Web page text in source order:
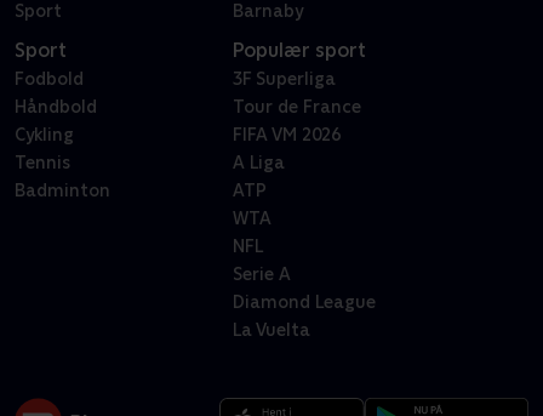
Sport
Barnaby
Sport
Fodbold
Håndbold
Cykling
Tennis
Badminton
Populær sport
3F Superliga
Tour de France
FIFA VM 2026
A Liga
ATP
WTA
NFL
Serie A
Diamond League
La Vuelta